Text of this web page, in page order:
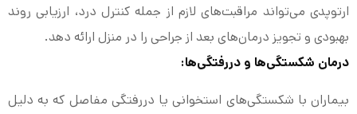
ارتوپدی می‌تواند مراقبت‌های لازم از جمله کنترل درد، ارزیابی روند
بهبودی و تجویز درمان‌های بعد از جراحی را در منزل ارائه دهد.
درمان شکستگی‌ها و دررفتگی‌ها:
بیماران با شکستگی‌های استخوانی یا دررفتگی مفاصل که به دلیل